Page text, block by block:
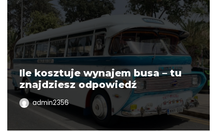
Ile kosztuje wynajem busa – tu
znajdziesz odpowiedź
admin2356